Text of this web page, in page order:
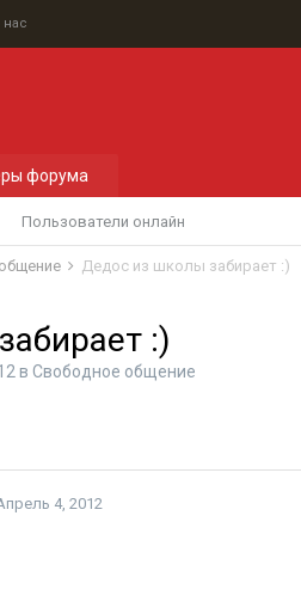
нас
Пользователи онлайн
форума
Дедос из школы забирает :)
:)
в Свободное общение
4, 2012